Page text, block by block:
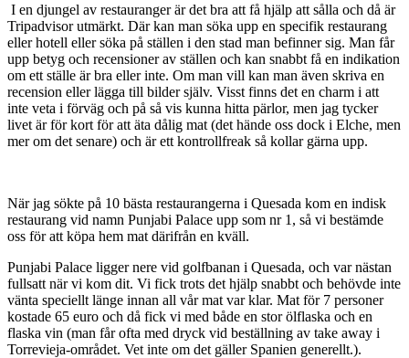
I en djungel av restauranger är det bra att få hjälp att sålla och då är
Tripadvisor utmärkt. Där kan man söka upp en specifik restaurang
eller hotell eller söka på ställen i den stad man befinner sig. Man får
upp betyg och recensioner av ställen och kan snabbt få en indikation
om ett ställe är bra eller inte. Om man vill kan man även skriva en
recension eller lägga till bilder själv. Visst finns det en charm i att
inte veta i förväg och på så vis kunna hitta pärlor, men jag tycker
livet är för kort för att äta dålig mat (det hände oss dock i Elche, men
mer om det senare) och är ett kontrollfreak så kollar gärna upp.
När jag sökte på 10 bästa restaurangerna i Quesada kom en indisk
restaurang vid namn Punjabi Palace upp som nr 1, så vi bestämde
oss för att köpa hem mat därifrån en kväll.
Punjabi Palace ligger nere vid golfbanan i Quesada, och var nästan
fullsatt när vi kom dit. Vi fick trots det hjälp snabbt och behövde inte
vänta speciellt länge innan all vår mat var klar. Mat för 7 personer
kostade 65 euro och då fick vi med både en stor ölflaska och en
flaska vin (man får ofta med dryck vid beställning av take away i
Torrevieja-området. Vet inte om det gäller Spanien generellt.).